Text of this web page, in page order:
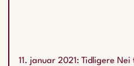
11. januar 2021: Tidligere Nei